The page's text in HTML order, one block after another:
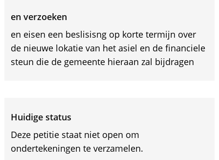
en verzoeken
en eisen een beslisisng op korte termijn over
de nieuwe lokatie van het asiel en de financiele
steun die de gemeente hieraan zal bijdragen
Huidige status
Deze petitie staat niet open om
ondertekeningen te verzamelen.